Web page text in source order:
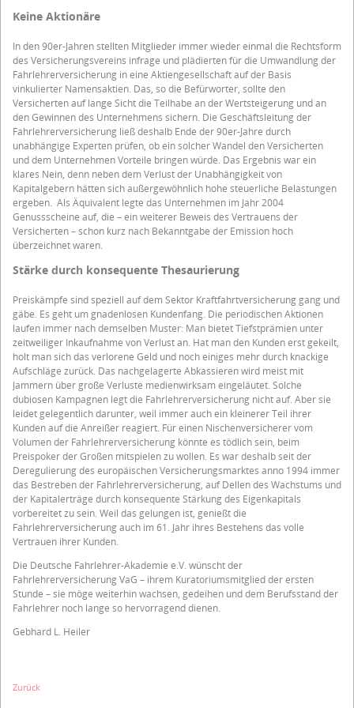
Keine Aktionäre
In den 90er-Jahren stellten Mitglieder immer wieder einmal die Rechtsform
des Versicherungsvereins infrage und plädierten für die Umwandlung der
Fahrlehrerversicherung in eine Aktiengesellschaft auf der Basis
vinkulierter Namensaktien. Das, so die Befürworter, sollte den
Versicherten auf lange Sicht die Teilhabe an der Wertsteigerung und an
den Gewinnen des Unternehmens sichern. Die Geschäftsleitung der
Fahrlehrerversicherung ließ deshalb Ende der 90er-Jahre durch
unabhängige Experten prüfen, ob ein solcher Wandel den Versicherten
und dem Unternehmen Vorteile bringen würde. Das Ergebnis war ein
klares Nein, denn neben dem Verlust der Unabhängigkeit von
Kapitalgebern hätten sich außergewöhnlich hohe steuerliche Belastungen
ergeben. Als Äquivalent legte das Unternehmen im Jahr 2004
Genussscheine auf, die – ein weiterer Beweis des Vertrauens der
Versicherten – schon kurz nach Bekanntgabe der Emission hoch
überzeichnet waren.
Stärke durch konsequente Thesaurierung
Preiskämpfe sind speziell auf dem Sektor Kraftfahrtversicherung gang und
gäbe. Es geht um gnadenlosen Kundenfang. Die periodischen Aktionen
laufen immer nach demselben Muster: Man bietet Tiefstprämien unter
zeitweiliger Inkaufnahme von Verlust an. Hat man den Kunden erst gekeilt,
holt man sich das verlorene Geld und noch einiges mehr durch knackige
Aufschläge zurück. Das nachgelagerte Abkassieren wird meist mit
Jammern über große Verluste medienwirksam eingeläutet. Solche
dubiosen Kampagnen legt die Fahrlehrerversicherung nicht auf. Aber sie
leidet gelegentlich darunter, weil immer auch ein kleinerer Teil ihrer
Kunden auf die Anreißer reagiert. Für einen Nischenversicherer vom
Volumen der Fahrlehrerversicherung könnte es tödlich sein, beim
Preispoker der Großen mitspielen zu wollen. Es war deshalb seit der
Deregulierung des europäischen Versicherungsmarktes anno 1994 immer
das Bestreben der Fahrlehrerversicherung, auf Dellen des Wachstums und
der Kapitalerträge durch konsequente Stärkung des Eigenkapitals
vorbereitet zu sein. Weil das gelungen ist, genießt die
Fahrlehrerversicherung auch im 61. Jahr ihres Bestehens das volle
Vertrauen ihrer Kunden.
Die Deutsche Fahrlehrer-Akademie e.V. wünscht der
Fahrlehrerversicherung VaG – ihrem Kuratoriumsmitglied der ersten
Stunde – sie möge weiterhin wachsen, gedeihen und dem Berufsstand der
Fahrlehrer noch lange so hervorragend dienen.
Gebhard L. Heiler
Zurück